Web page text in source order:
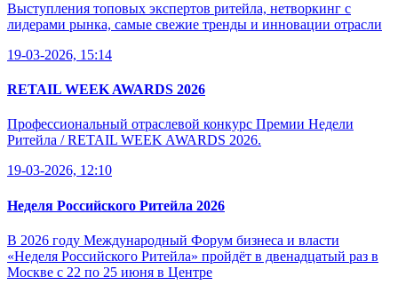
Выступления топовых экспертов ритейла, нетворкинг с
лидерами рынка, самые свежие тренды и инновации отрасли
19-03-2026, 15:14
RETAIL WEEK AWARDS 2026
Профессиональный отраслевой конкурс Премии Недели
Ритейла / RETAIL WEEK AWARDS 2026.
19-03-2026, 12:10
Неделя Российского Ритейла 2026
В 2026 году Международный Форум бизнеса и власти
«Неделя Российского Ритейла» пройдёт в двенадцатый раз в
Москве с 22 по 25 июня в Центре